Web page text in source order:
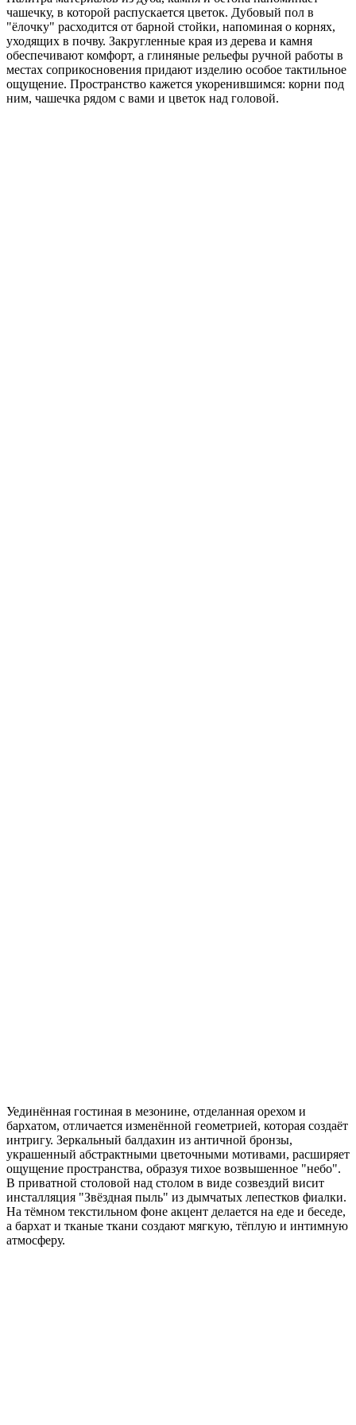
чашечку, в которой распускается цветок. Дубовый пол в
"ёлочку" расходится от барной стойки, напоминая о корнях,
уходящих в почву. Закругленные края из дерева и камня
обеспечивают комфорт, а глиняные рельефы ручной работы в
местах соприкосновения придают изделию особое тактильное
ощущение. Пространство кажется укоренившимся: корни под
ним, чашечка рядом с вами и цветок над головой.
Уединённая гостиная в мезонине, отделанная орехом и
бархатом, отличается изменённой геометрией, которая создаёт
интригу. Зеркальный балдахин из античной бронзы,
украшенный абстрактными цветочными мотивами, расширяет
ощущение пространства, образуя тихое возвышенное "небо".
В приватной столовой над столом в виде созвездий висит
инсталляция "Звёздная пыль" из дымчатых лепестков фиалки.
На тёмном текстильном фоне акцент делается на еде и беседе,
а бархат и тканые ткани создают мягкую, тёплую и интимную
атмосферу.